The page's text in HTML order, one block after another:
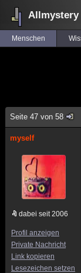
Allmystery
Menschen
Seite 47 von 58
myself
dabei seit 2006
Profil anzeigen
Private Nachricht
Link kopieren
Lesezeichen setzen